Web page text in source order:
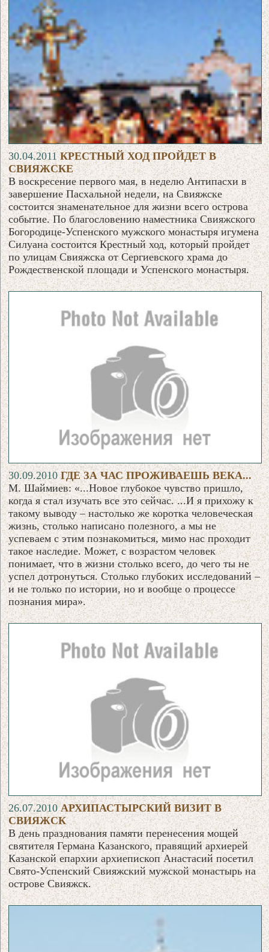
30.04.2011КРЕСТНЫЙ ХОД ПРОЙДЕТ В
СВИЯЖСКЕ
В воскресение первого мая, в неделю Антипасхи в
завершение Пасхальной недели, на Свияжске
состоится знаменательное для жизни всего острова
событие. По благословению наместника Свияжского
Богородице-Успенского мужского монастыря игумена
Силуана состоится Крестный ход, который пройдет
по улицам Свияжска от Сергиевского храма до
Рождественской площади и Успенского монастыря.
30.09.2010ГДЕ ЗА ЧАС ПРОЖИВАЕШЬ ВЕКА...
М. Шаймиев: «...Новое глубокое чувство пришло,
когда я стал изучать все это сейчас. ...И я прихожу к
такому выводу – настолько же коротка человеческая
жизнь, столько написано полезного, а мы не
успеваем с этим познакомиться, мимо нас проходит
такое наследие. Может, с возрастом человек
понимает, что в жизни столько всего, до чего ты не
успел дотронуться. Столько глубоких исследований –
и не только по истории, но и вообще о процессе
познания мира».
26.07.2010АРХИПАСТЫРСКИЙ ВИЗИТ В
СВИЯЖСК
В день празднования памяти перенесения мощей
святителя Германа Казанского, правящий архиерей
Казанской епархии архиепископ Анастасий посетил
Свято-Успенский Свияжский мужской монастырь на
острове Свияжск.